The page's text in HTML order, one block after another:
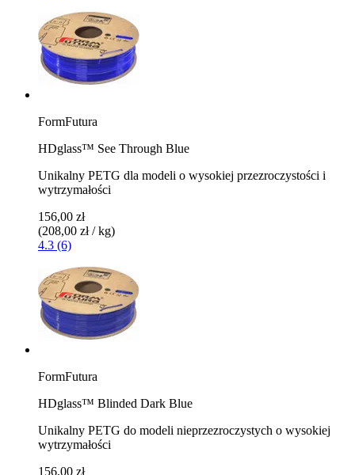
FormFutura
HDglass™ See Through Blue
Unikalny PETG dla modeli o wysokiej przezroczystości i
wytrzymałości
156,00 zł
(208,00 zł / kg)
4.3 (6)
FormFutura
HDglass™ Blinded Dark Blue
Unikalny PETG do modeli nieprzezroczystych o wysokiej
wytrzymałości
156,00 zł